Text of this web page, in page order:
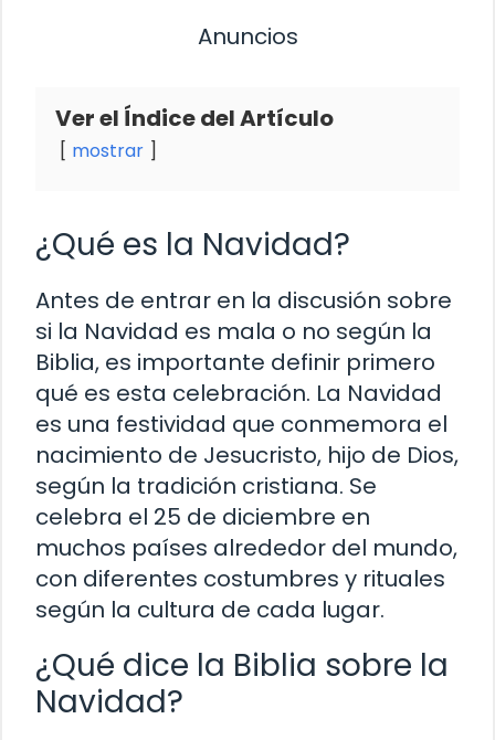
Anuncios
Ver el Índice del Artículo
mostrar
¿Qué es la Navidad?
Antes de entrar en la discusión sobre
si la Navidad es mala o no según la
Biblia, es importante definir primero
qué es esta celebración. La Navidad
es una festividad que conmemora el
nacimiento de Jesucristo, hijo de Dios,
según la tradición cristiana. Se
celebra el 25 de diciembre en
muchos países alrededor del mundo,
con diferentes costumbres y rituales
según la cultura de cada lugar.
¿Qué dice la Biblia sobre la
Navidad?